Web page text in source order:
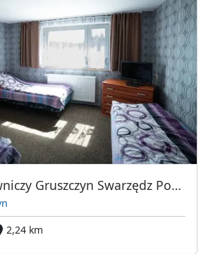
Hotel pracowniczy Gruszczyn Swarzędz Poznań
2,24 km